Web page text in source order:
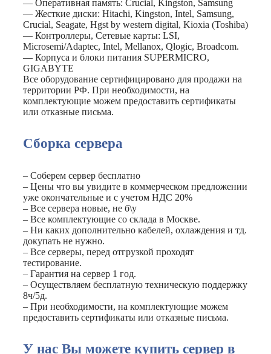
— Оперативная память: Crucial, Kingston, Samsung
— Жесткие диски: Hitachi, Kingston, Intel, Samsung,
Crucial, Seagate, Hgst by western digital, Kioxia (Toshiba)
— Контроллеры, Сетевые карты: LSI,
Microsemi/Adaptec, Intel, Mellanox, Qlogic, Broadcom.
— Корпуса и блоки питания SUPERMICRO,
GIGABYTE
Все оборудование сертифицировано для продажи на
территории РФ. При необходимости, на
комплектующие можем предоставить сертификаты
или отказные письма.
Сборка сервера
– Соберем сервер бесплатно
– Цены что вы увидите в коммерческом предложении
уже окончательные и с учетом НДС 20%
– Все сервера новые, не б\у
– Все комплектующие со склада в Москве.
– Ни каких дополнительно кабелей, охлаждения и тд.
докупать не нужно.
– Все серверы, перед отгрузкой проходят
тестирование.
– Гарантия на сервер 1 год.
– Осуществляем бесплатную техническую поддержку
8ч/5д.
– При необходимости, на комплектующие можем
предоставить сертификаты или отказные письма.
У нас Вы можете купить сервер в